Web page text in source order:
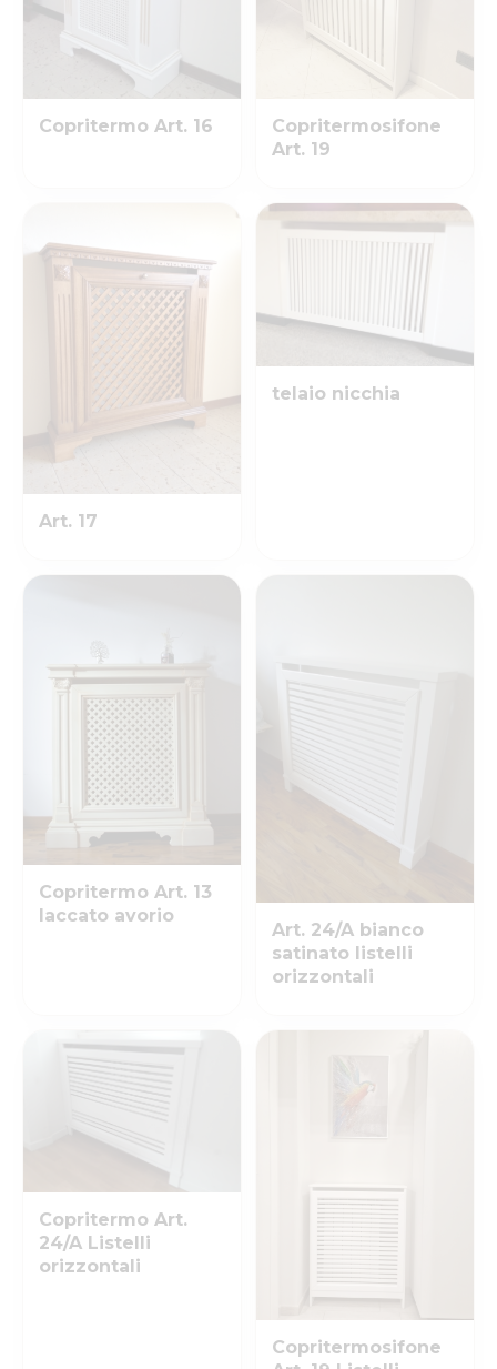
Copritermo Art. 16
Copritermosifone
Art. 19
Art. 17
telaio nicchia
Copritermo Art. 13
laccato avorio
Art. 24/A bianco
satinato listelli
orizzontali
Copritermo Art.
24/A Listelli
orizzontali
Copritermosifone